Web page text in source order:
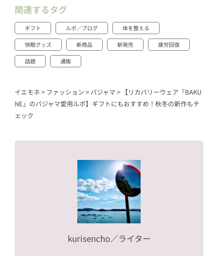
関連するタグ
ギフト ルポ／ブログ 体を整える
快眠グッズ 新商品 新発売 疲労回復
話題 通販
イエモネ > ファッション > パジャマ > 【リカバリーウェア「BAKU
NE」のパジャマ愛用ルポ】ギフトにもおすすめ！秋冬の新作もチ
ェック
kurisencho／ライター